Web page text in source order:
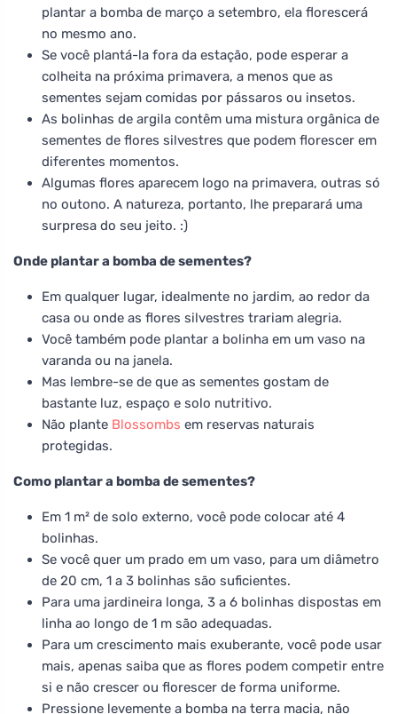
plantar a bomba de março a setembro, ela florescerá
no mesmo ano.
Se você plantá-la fora da estação, pode esperar a
colheita na próxima primavera, a menos que as
sementes sejam comidas por pássaros ou insetos.
As bolinhas de argila contêm uma mistura orgânica de
sementes de flores silvestres que podem florescer em
diferentes momentos.
Algumas flores aparecem logo na primavera, outras só
no outono. A natureza, portanto, lhe preparará uma
surpresa do seu jeito. :)
Onde plantar a bomba de sementes?
Em qualquer lugar, idealmente no jardim, ao redor da
casa ou onde as flores silvestres trariam alegria.
Você também pode plantar a bolinha em um vaso na
varanda ou na janela.
Mas lembre-se de que as sementes gostam de
bastante luz, espaço e solo nutritivo.
Não plante Blossombs em reservas naturais
protegidas.
Como plantar a bomba de sementes?
Em 1 m² de solo externo, você pode colocar até 4
bolinhas.
Se você quer um prado em um vaso, para um diâmetro
de 20 cm, 1 a 3 bolinhas são suficientes.
Para uma jardineira longa, 3 a 6 bolinhas dispostas em
linha ao longo de 1 m são adequadas.
Para um crescimento mais exuberante, você pode usar
mais, apenas saiba que as flores podem competir entre
si e não crescer ou florescer de forma uniforme.
Pressione levemente a bomba na terra macia, não